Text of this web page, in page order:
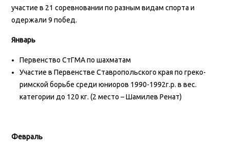
участие в 21 соревновании по разным видам спорта и
одержали 9 побед.
Январь
Первенство СтГМА по шахматам
Участие в Первенстве Ставропольского края по греко-
римской борьбе среди юниоров 1990-1992г.р. в вес.
категории до 120 кг. (2 место – Шамилев Ренат)
Февраль